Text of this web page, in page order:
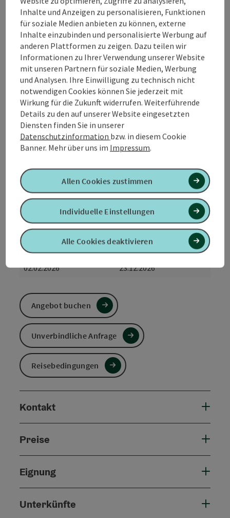
Ausgenommen: österreichische Ferien und Feiertage,
22.12.2025 bis 06.01.2026
Verpflegung
Frühstück
Reiseablauf
Check-in: ab 15:00 Uhr
Check-out: bis 11:00 Uhr
Mögliche Anreisetermine
Anreise täglich möglich.
ab Preis
€ 1080,00 pro Person
Reisezeitraum (02.02.2026 - 23.12.2026)
von
bis
02.02.2026
23.12.2026
Angebot buchen
Unverbindliche Anfrage
Reisebedingungen
Kontakt
Preise
Eignung
Unterkünfte
Inhalte und Anzeigen zu personalisieren, Funktionen
für soziale Medien anbieten zu können, externe
Inhalte einzubinden und personalisierte Werbung auf
anderen Plattformen zu zeigen. Dazu teilen wir
Informationen zu Ihrer Verwendung unserer Website
mit unseren Partnern für soziale Medien, Werbung
und Analysen. Ihre Einwilligung zu technisch nicht
notwendigen Cookies können Sie jederzeit mit
Wirkung für die Zukunft widerrufen. Weiterführende
Details zu den auf unserer Website eingesetzten
Diensten finden Sie in unserer
Datenschutzinformation bzw. in diesem Cookie
Banner. Mehr über uns im Impressum.
Alle Cookies deaktivieren
Individuelle Einstellungen
Allen Cookies zustimmen